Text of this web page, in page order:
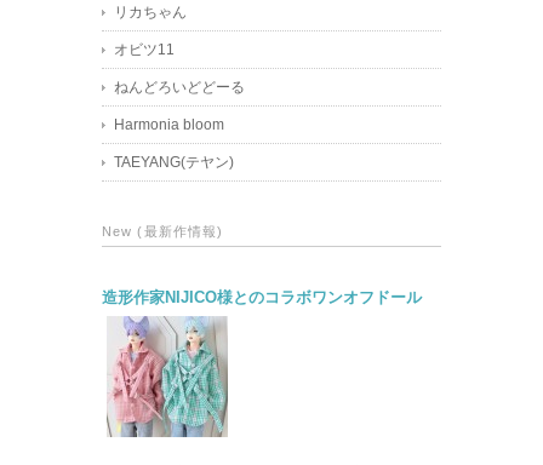
リカちゃん
オビツ11
ねんどろいどどーる
Harmonia bloom
TAEYANG(テヤン)
New (最新作情報)
造形作家NIJICO様とのコラボワンオフドール